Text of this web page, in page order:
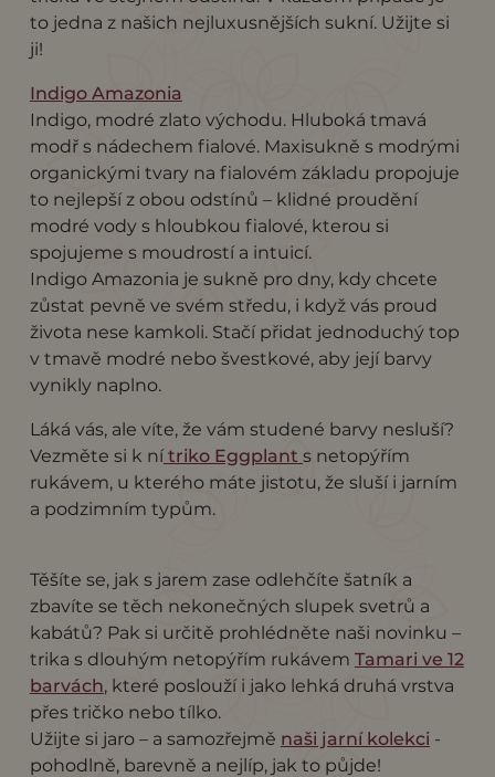
to jedna z našich nejluxusnějších sukní. Užijte si
ji!
Indigo Amazonia
Indigo, modré zlato východu. Hluboká tmavá
modř s nádechem fialové. Maxisukně s modrými
organickými tvary na fialovém základu propojuje
to nejlepší z obou odstínů – klidné proudění
modré vody s hloubkou fialové, kterou si
spojujeme s moudrostí a intuicí.
Indigo Amazonia je sukně pro dny, kdy chcete
zůstat pevně ve svém středu, i když vás proud
života nese kamkoli. Stačí přidat jednoduchý top
v tmavě modré nebo švestkové, aby její barvy
vynikly naplno.
Láká vás, ale víte, že vám studené barvy nesluší?
Vezměte si k nítriko Eggplant s netopýřím
rukávem, u kterého máte jistotu, že sluší i jarním
a podzimním typům.
Těšíte se, jak s jarem zase odlehčíte šatník a
zbavíte se těch nekonečných slupek svetrů a
kabátů? Pak si určitě prohlédněte naši novinku –
trika s dlouhým netopýřím rukávem Tamari ve 12
barvách, které poslouží i jako lehká druhá vrstva
přes tričko nebo tílko.
Užijte si jaro – a samozřejmě naši jarní kolekci -
pohodlně, barevně a nejlíp, jak to půjde!